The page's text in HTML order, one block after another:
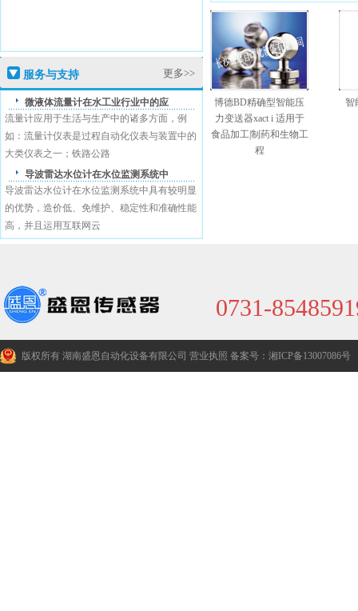
盛恩商标注册证
服务与支持 更多>>
微液体流量计在水工业行业中的应
流量计应用于生活与生产中的诸多方面，例
如：流量计仪表是过程自动化仪表与装置中的
大类仪表之一；铁路公路
导波雷达水位计在水位监测系统中
导波雷达水位计在水位监测系统中具有较明显
的优势，造价低、免维护、稳定性和准确性能
高，并且运用互联网云
博德BD精确型智能压
力变送器xact i 适用于
食品加工|制药和生物工
程
智
0731-
版权所有 湖南盛恩自动化设备有限公司 营业执照 备案号：湘ICP备13007086号